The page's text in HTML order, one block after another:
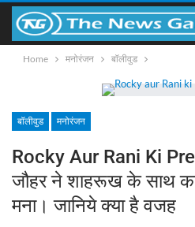
Home मनोरंजन बॉलीवुड
बॉलीवुड मनोरंजन
Rocky Aur Rani Ki
जौहर ने शाहरूख के साथ
मना। जानिये क्या है वजह